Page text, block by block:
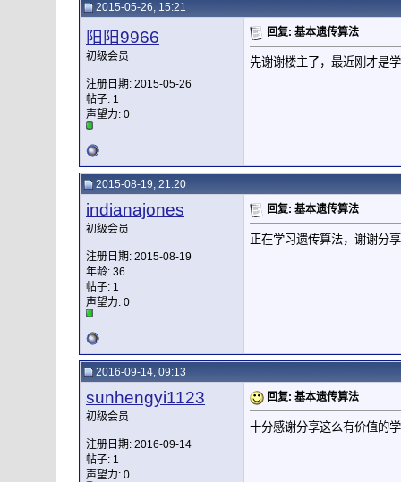
2015-05-26, 15:21
阳阳9966
初级会员
注册日期: 2015-05-26
帖子: 1
声望力: 0
回复: 基本遗传算法
先谢谢楼主了，最近刚才是
2015-08-19, 21:20
indianajones
初级会员
注册日期: 2015-08-19
年龄: 36
帖子: 1
声望力: 0
回复: 基本遗传算法
正在学习遗传算法，谢谢分
2016-09-14, 09:13
sunhengyi1123
初级会员
注册日期: 2016-09-14
帖子: 1
声望力: 0
回复: 基本遗传算法
十分感谢分享这么有价值的